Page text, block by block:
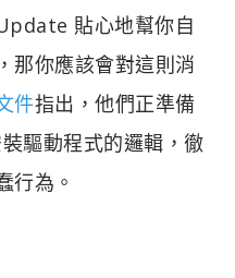
貼心地幫你自
那你應該會對這則消
件指出，他們正準備
驅動程式的邏輯，徹
行為。